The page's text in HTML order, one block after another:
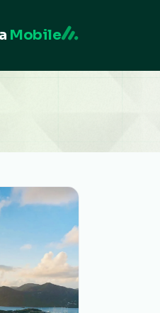
Mobile